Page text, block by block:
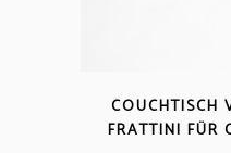
COUCHTISCH
FRATTINI FÜR